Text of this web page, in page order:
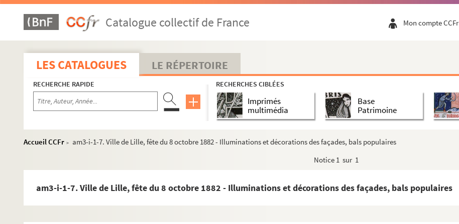
Catalogue collectif de France Mon compte CCFr
LES CATALOGUES LE RÉPERTOIRE
RECHERCHE RAPIDE RECHERCHES CIBLÉES
Imprimés
multimédia
Base
Patrimoine
Accueil CCFr >
am3-i-1-7. Ville de Lille, fête du 8 octobre 1882 - Illuminations et décorations des façades, bals populaires
Notice 1 sur 1
am3-i-1-7. Ville de Lille, fête du 8 octobre 1882 - Illuminations et décorations des façades, bals populaires
am1. Familles
am2. Communes par ordre alphabétique